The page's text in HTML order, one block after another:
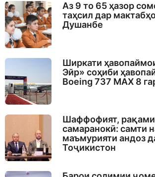
Аз 9 то 65 ҳазор
таҳсил дар
Душанбе
Ширкати
Эйр» соҳиби
Boeing 737 MAX 8
Шаффофият,
самаранокӣ: самти
маъмурияти андоз
Тоҷикистон